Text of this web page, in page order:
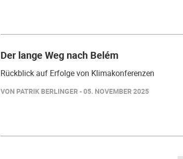
Der lange Weg nach Belém
Rückblick auf Erfolge von Klimakonferenzen
VON PATRIK BERLINGER - 05. NOVEMBER 2025